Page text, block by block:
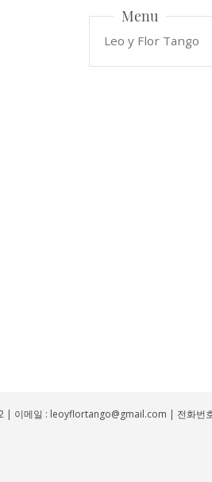
Menu
Leo y Flor Tango
| 이메일 : leoyflortango@gmail.com | 전화번